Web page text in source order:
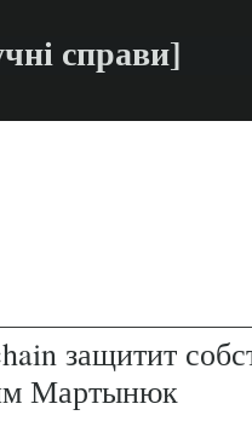
справи]
защитит
Мартынюк